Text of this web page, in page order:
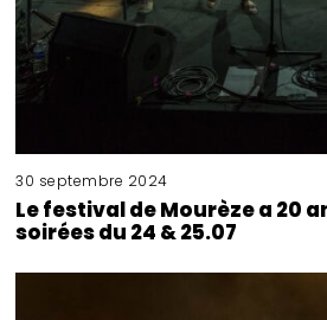
30 septembre 2024
Le festival de Mourèze a 20
soirées du 24 & 25.07